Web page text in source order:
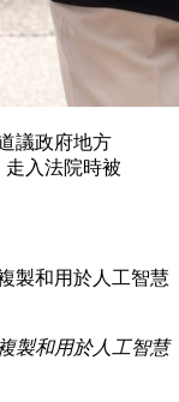
議政府地方
入法院時被
製和用於人工智慧
製和用於人工智慧